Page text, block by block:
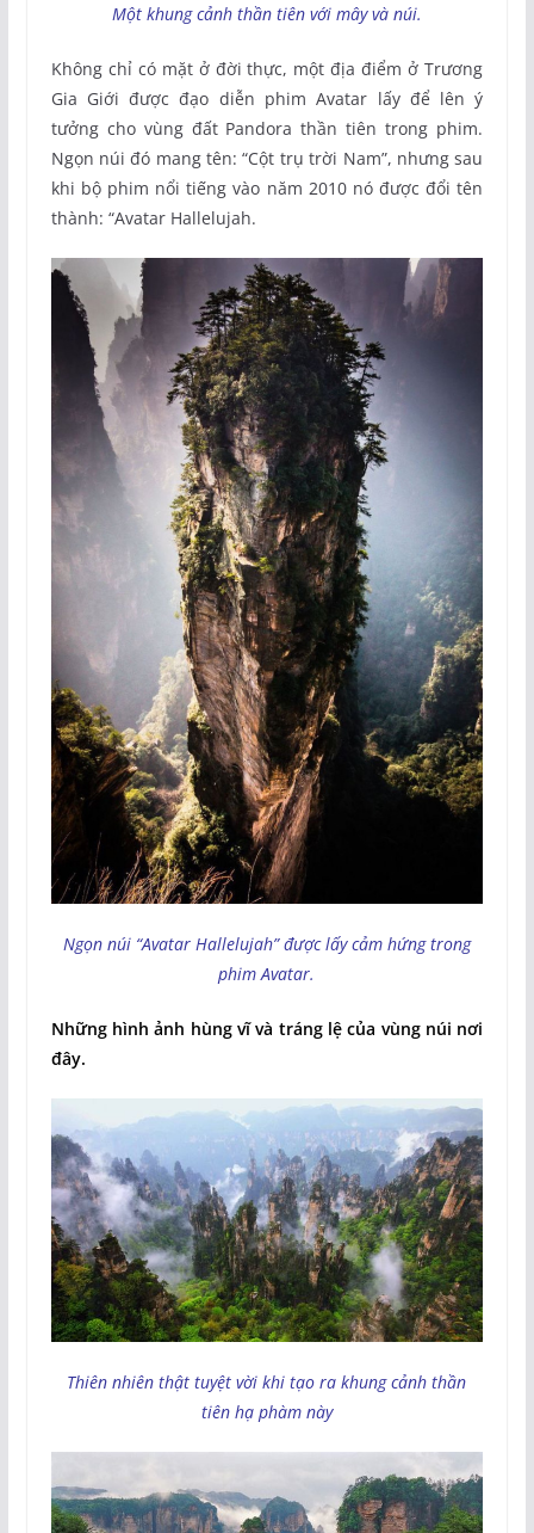
Một khung cảnh thần tiên với mây và núi.
Không chỉ có mặt ở đời thực, một địa điểm ở Trương
Gia Giới được đạo diễn phim Avatar lấy để lên ý
tưởng cho vùng đất Pandora thần tiên trong phim.
Ngọn núi đó mang tên: “Cột trụ trời Nam”, nhưng sau
khi bộ phim nổi tiếng vào năm 2010 nó được đổi tên
thành: “Avatar Hallelujah.
Ngọn núi “Avatar Hallelujah” được lấy cảm hứng trong
phim Avatar.
Những hình ảnh hùng vĩ và tráng lệ của vùng núi nơi
đây.
Thiên nhiên thật tuyệt vời khi tạo ra khung cảnh thần
tiên hạ phàm này